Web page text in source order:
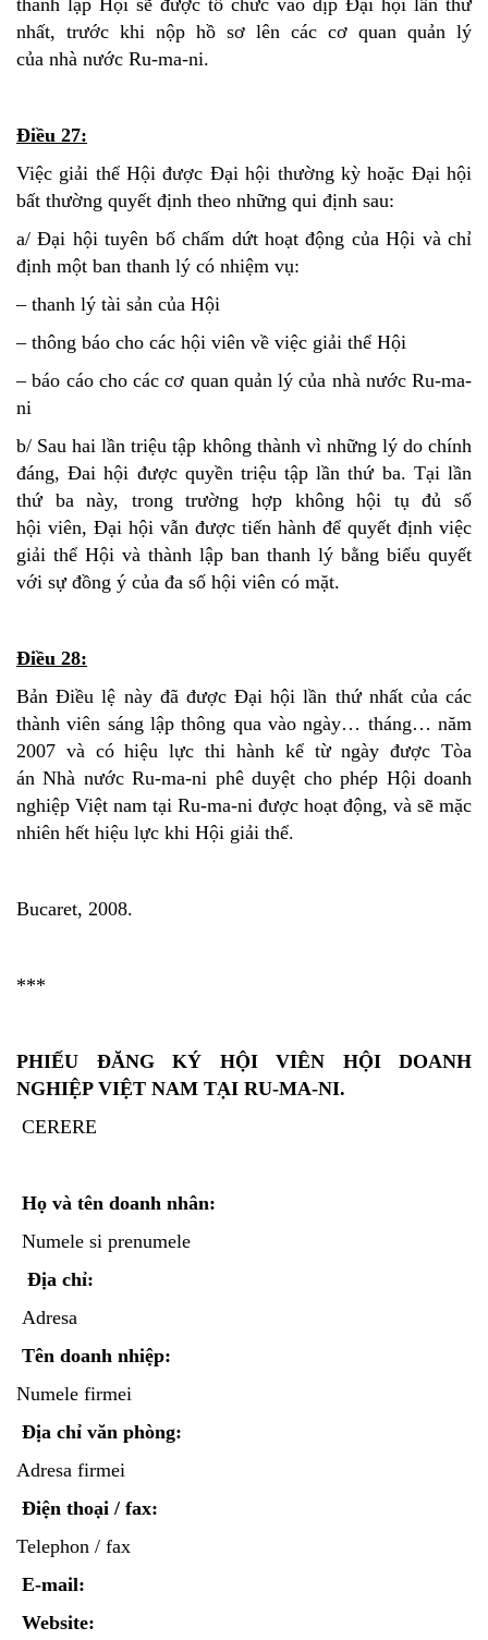
nhất, trước khi nộp hồ sơ lên các cơ quan quản lý
của nhà nước Ru-ma-ni.
Điều 27:
Việc giải thể Hội được Đại hội thường kỳ hoặc Đại hội
bất thường quyết định theo những qui định sau:
a/ Đại hội tuyên bố chấm dứt hoạt động của Hội và chỉ
định một ban thanh lý có nhiệm vụ:
– thanh lý tài sản của Hội
– thông báo cho các hội viên về việc giải thể Hội
– báo cáo cho các cơ quan quản lý của nhà nước Ru-ma-
ni
b/ Sau hai lần triệu tập không thành vì những lý do chính
đáng, Đai hội được quyền triệu tập lần thứ ba. Tại lần
thứ ba này, trong trường hợp không hội tụ đủ số
hội viên, Đại hội vẫn được tiến hành để quyết định việc
giải thể Hội và thành lập ban thanh lý bằng biểu quyết
với sự đồng ý của đa số hội viên có mặt.
Điều 28:
Bản Điều lệ này đã được Đại hội lần thứ nhất của các
thành viên sáng lập thông qua vào ngày… tháng… năm
2007 và có hiệu lực thi hành kể từ ngày được Tòa
án Nhà nước Ru-ma-ni phê duyệt cho phép Hội doanh
nghiệp Việt nam tại Ru-ma-ni được hoạt động, và sẽ mặc
nhiên hết hiệu lực khi Hội giải thể.
Bucaret, 2008.
***
PHIẾU ĐĂNG KÝ HỘI VIÊN HỘI DOANH
NGHIỆP VIỆT NAM TẠI RU-MA-NI.
CERERE
Họ và tên doanh nhân:
Numele si prenumele
Địa chỉ:
Adresa
Tên doanh nhiệp:
Numele firmei
Địa chỉ văn phòng:
Adresa firmei
Điện thoại / fax:
Telephon / fax
E-mail:
Website: